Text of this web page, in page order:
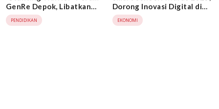
GenRe Depok, Libatkan
Remaja Cegah Stunting
Sejak Dini
PENDIDIKAN
Dorong Inovasi Digital di
Dunia Pendidikan
EKONOMI